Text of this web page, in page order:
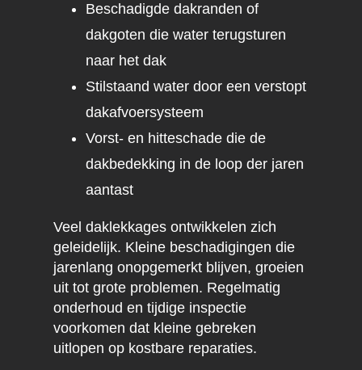
Beschadigde dakranden of
dakgoten die water terugsturen
naar het dak
Stilstaand water door een verstopt
dakafvoersysteem
Vorst- en hitteschade die de
dakbedekking in de loop der jaren
aantast
Veel daklekkages ontwikkelen zich
geleidelijk. Kleine beschadigingen die
jarenlang onopgemerkt blijven, groeien
uit tot grote problemen. Regelmatig
onderhoud en tijdige inspectie
voorkomen dat kleine gebreken
uitlopen op kostbare reparaties.